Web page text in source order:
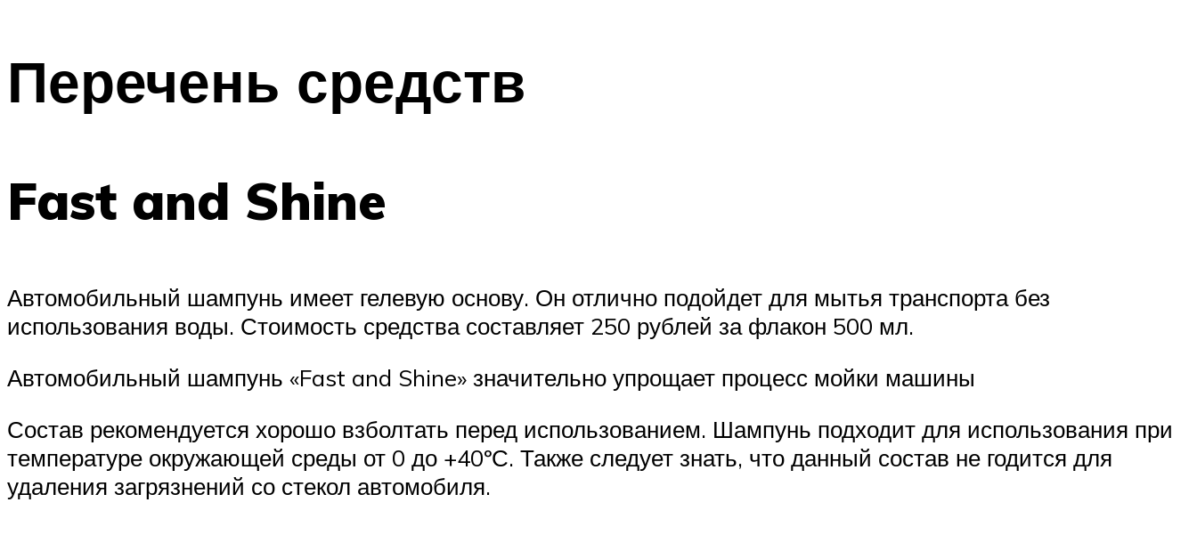
Перечень средств
Fast and Shine
Автомобильный шампунь имеет гелевую основу. Он отлично подойдет для мытья транспорта без
использования воды. Стоимость средства составляет 250 рублей за флакон 500 мл.
Автомобильный шампунь «Fast and Shine» значительно упрощает процесс мойки машины
Состав рекомендуется хорошо взболтать перед использованием. Шампунь подходит для использования при
температуре окружающей среды от 0 до +40ºС. Также следует знать, что данный состав не годится для
удаления загрязнений со стекол автомобиля.